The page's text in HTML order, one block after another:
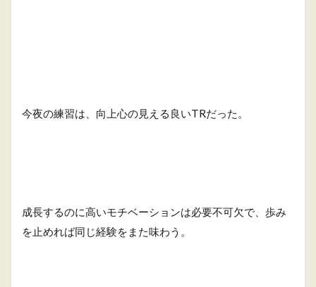
今夜の練習は、向上心の見える良いTRだった。
成長するのに高いモチベーションは必要不可欠で、歩み
を止めれば同じ経験をまた味わう。